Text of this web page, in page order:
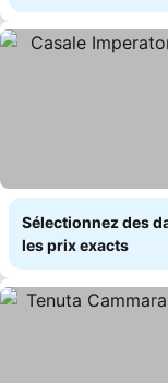
Sélectionnez des
les prix exacts